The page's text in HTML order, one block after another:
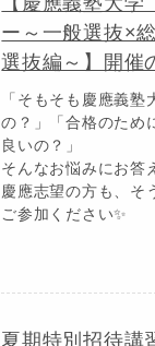
ー～一般選抜×
選抜編～】開催
「そもそも慶應義
の？」「合格のため
良いの？」
そんなお悩みにお答
慶應志望の方も、そ
ご参加ください✨
夏期特別招待講